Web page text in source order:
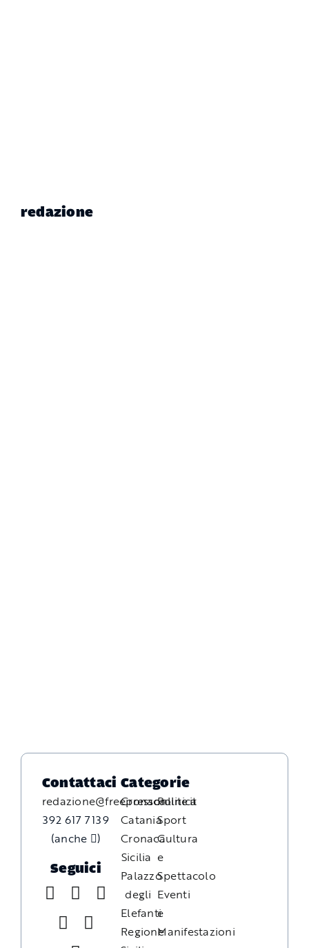
redazione
Contattaci
redazione@freepressonline.it
392 617 7139
(anche
)
Seguici
Categorie
Cronaca
Catania
Cronaca
Sicilia
Palazzo
degli
Elefanti
Regione
Politica
Sport
Cultura
e
Spettacolo
Eventi
e
Manifestazioni